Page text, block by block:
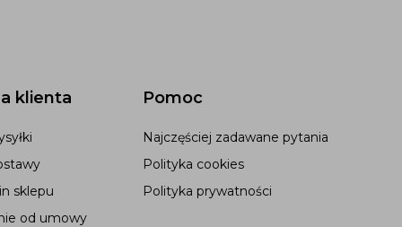
klienta
sklepu
od umowy
Pomoc
Najczęściej zadawane pytania
Polityka cookies
Polityka prywatności